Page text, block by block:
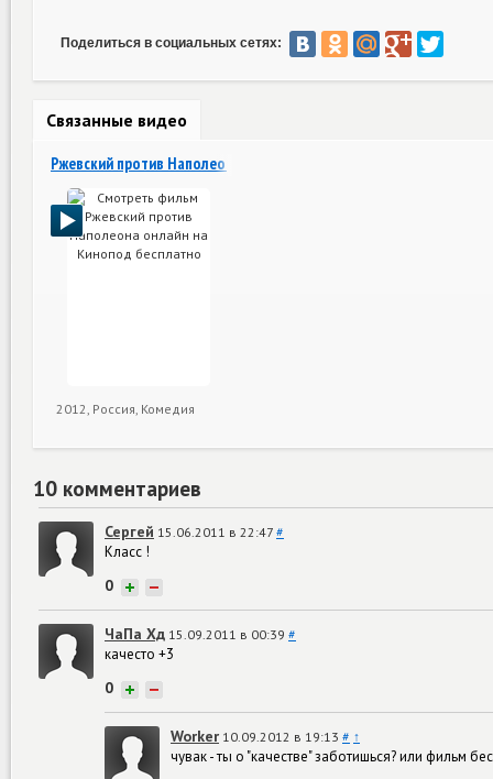
Поделиться в социальных сетях:
Связанные видео
Ржевский против Наполеона
2012, Россия, Комедия
10 комментариев
Сергей 15.06.2011 в 22:47 #
Класс !
0 + −
ЧаПа Хд 15.09.2011 в 00:39 #
качесто +3
0 + −
Worker 10.09.2012 в 19:13 # ↑
чувак - ты о "качестве" заботишься? или фильм